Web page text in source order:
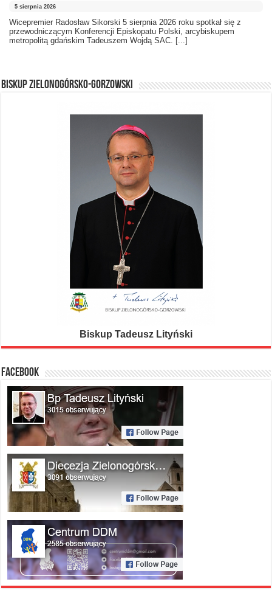
5 sierpnia 2026
Wicepremier Radosław Sikorski 5 sierpnia 2026 roku spotkał się z
przewodniczącym Konferencji Episkopatu Polski, arcybiskupem
metropolitą gdańskim Tadeuszem Wojdą SAC. [...]
BISKUP ZIELONOGÓRSKO-GORZOWSKI
Biskup Tadeusz Lityński
FACEBOOK